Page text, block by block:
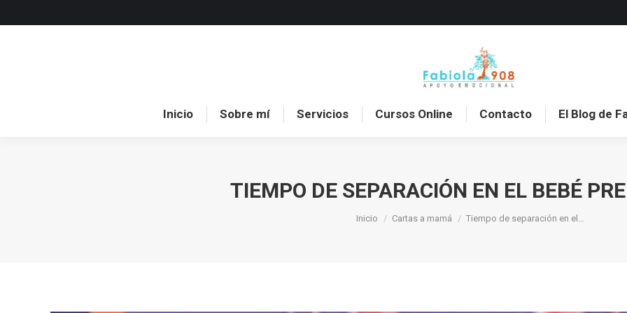
Inicio Sobre mí Servicios Cursos Online Contacto El Blog de
TIEMPO DE SEPARACIÓN EN EL BEBÉ
Estás aquí:
Inicio Cartas a mamá Tiempo de separación en el…
Inicio Sobre mí Servicios Cursos Online